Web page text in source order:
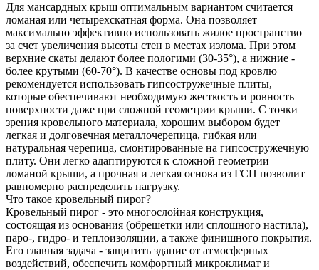
Для мансардных крыш оптимальным вариантом считается
ломаная или четырехскатная форма. Она позволяет
максимально эффективно использовать жилое пространство
за счет увеличения высоты стен в местах излома. При этом
верхние скаты делают более пологими (30-35°), а нижние -
более крутыми (60-70°). В качестве основы под кровлю
рекомендуется использовать гипсостружечные плиты,
которые обеспечивают необходимую жесткость и ровность
поверхности даже при сложной геометрии крыши. С точки
зрения кровельного материала, хорошим выбором будет
легкая и долговечная металлочерепица, гибкая или
натуральная черепица, смонтированные на гипсостружечную
плиту. Они легко адаптируются к сложной геометрии
ломаной крыши, а прочная и легкая основа из ГСП позволит
равномерно распределить нагрузку.
Что такое кровельный пирог?
Кровельный пирог - это многослойная конструкция,
состоящая из основания (обрешетки или сплошного настила),
паро-, гидро- и теплоизоляции, а также финишного покрытия.
Его главная задача - защитить здание от атмосферных
воздействий, обеспечить комфортный микроклимат и